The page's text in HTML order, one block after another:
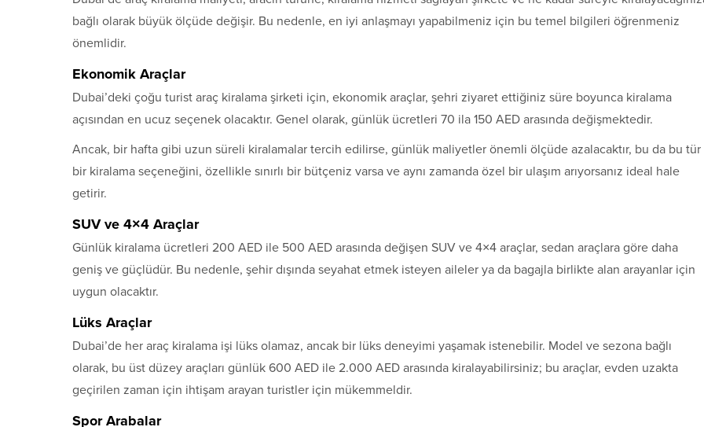
bağlı olarak büyük ölçüde değişir. Bu nedenle, en iyi anlaşmayı yapabilmeniz için bu temel bilgileri öğrenmeniz
önemlidir.
Ekonomik Araçlar
Dubai’deki çoğu turist araç kiralama şirketi için, ekonomik araçlar, şehri ziyaret ettiğiniz süre boyunca kiralama
açısından en ucuz seçenek olacaktır. Genel olarak, günlük ücretleri 70 ila 150 AED arasında değişmektedir.
Ancak, bir hafta gibi uzun süreli kiralamalar tercih edilirse, günlük maliyetler önemli ölçüde azalacaktır, bu da bu tür
bir kiralama seçeneğini, özellikle sınırlı bir bütçeniz varsa ve aynı zamanda özel bir ulaşım arıyorsanız ideal hale
getirir.
SUV ve 4×4 Araçlar
Günlük kiralama ücretleri 200 AED ile 500 AED arasında değişen SUV ve 4×4 araçlar, sedan araçlara göre daha
geniş ve güçlüdür. Bu nedenle, şehir dışında seyahat etmek isteyen aileler ya da bagajla birlikte alan arayanlar için
uygun olacaktır.
Lüks Araçlar
Dubai’de her araç kiralama işi lüks olamaz, ancak bir lüks deneyimi yaşamak istenebilir. Model ve sezona bağlı
olarak, bu üst düzey araçları günlük 600 AED ile 2.000 AED arasında kiralayabilirsiniz; bu araçlar, evden uzakta
geçirilen zaman için ihtişam arayan turistler için mükemmeldir.
Spor Arabalar